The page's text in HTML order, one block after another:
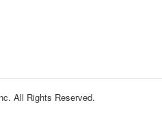
All Rights Reserved.